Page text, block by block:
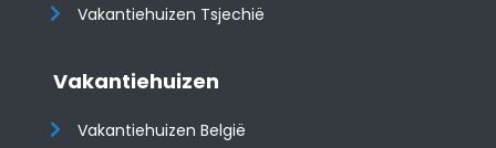
Vakantiehuizen Tsjechië
Vakantiehuizen
Vakantiehuizen België